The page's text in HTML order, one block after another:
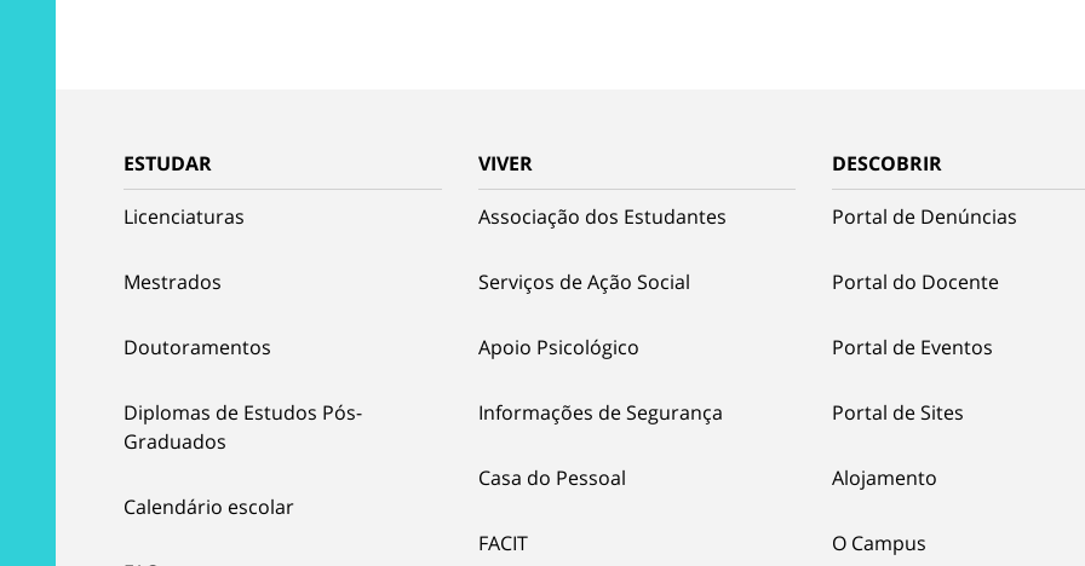
ESTUDAR
Licenciaturas
Mestrados
Doutoramentos
Diplomas de Estudos Pós-
Graduados
Calendário escolar
VIVER
Associação dos Estudantes
Serviços de Ação Social
Apoio Psicológico
Informações de Segurança
Casa do Pessoal
FACIT
DESCOBRIR
Portal de Denúncias
Portal do Docente
Portal de Eventos
Portal de Sites
Alojamento
O Campus